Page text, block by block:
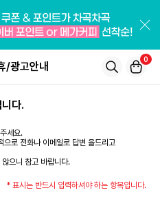
/광고안내
0
다.
세요.
로 전화나 이메일로 답변 을드리고
으니 참고 바랍니다.
* 표시는 반드시 입력하셔야 하는 항목입니다.